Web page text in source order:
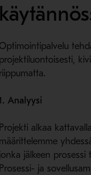
Optimointipalvelu
projektiluontoisesti,
riippumatta.
1. Analyysi
Projekti alkaa
määrittelemme
jonka jälkeen prosessi
Prosessi- ja